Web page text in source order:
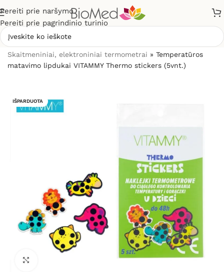
Pereiti prie naršymo
Pereiti prie pagrindinio turinio
Skaitmeniniai, elektroniniai termometrai » Temperatūros
matavimo lipdukai VITAMMY Thermo stickers (5vnt.)
IŠPARDUOTA
Spustelėkite, kad padidintumėte